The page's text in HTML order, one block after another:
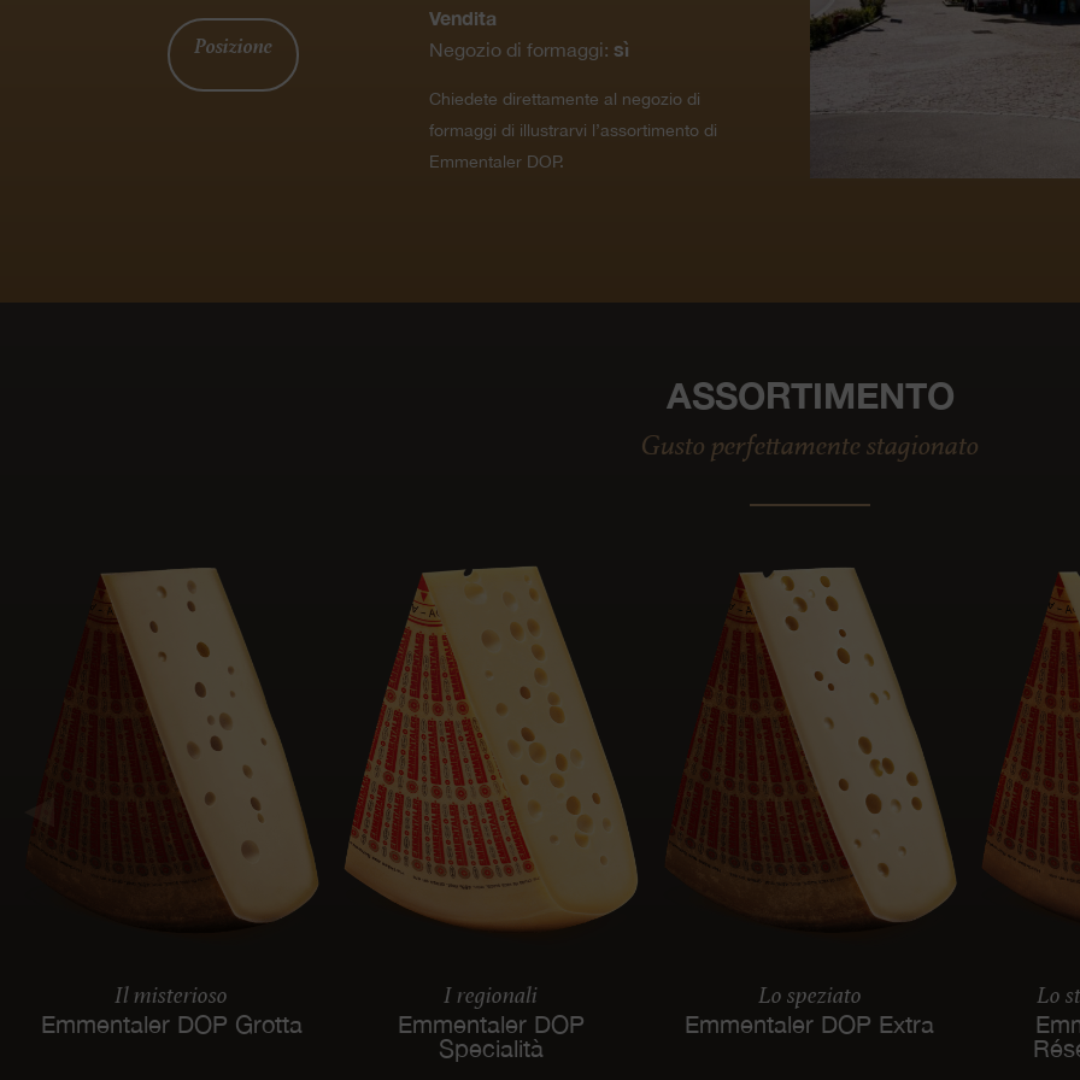
Posizione
Vendita
Negozio di formaggi: sì
Chiedete direttamente al negozio di
formaggi di illustrarvi l’assortimento di
Emmentaler DOP.
ASSORTIMENTO
Gusto perfettamente stagionato
Il misterioso
Emmentaler DOP Grotta
I regionali
Emmentaler DOP
Specialità
Lo speziato
Emmentaler DOP Extra
Lo